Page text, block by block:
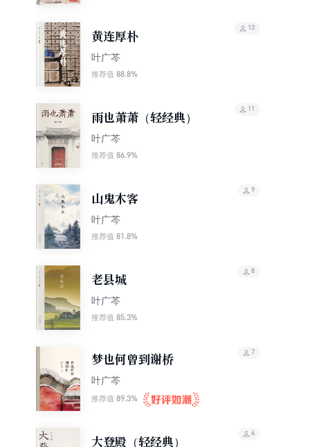
黄连厚朴
叶广芩
推荐值 88.8%
13
雨也萧萧（轻经典）
叶广芩
推荐值 86.9%
11
山鬼木客
叶广芩
推荐值 81.8%
9
老县城
叶广芩
推荐值 85.3%
8
梦也何曾到谢桥
叶广芩
推荐值 89.3%
7
大登殿（轻经典）
6